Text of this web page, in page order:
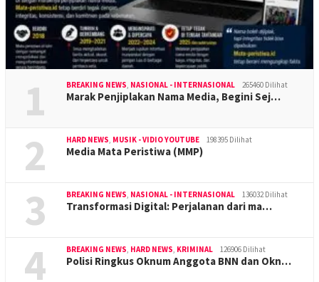
1 BREAKING NEWS, NASIONAL - INTERNASIONAL 265460 Dilihat
Marak Penjiplakan Nama Media, Begini Sej…
2 HARD NEWS, MUSIK - VIDIO YOUTUBE 198395 Dilihat
Media Mata Peristiwa (MMP)
3 BREAKING NEWS, NASIONAL - INTERNASIONAL 136032 Dilihat
Transformasi Digital: Perjalanan dari ma…
4 BREAKING NEWS, HARD NEWS, KRIMINAL 126906 Dilihat
Polisi Ringkus Oknum Anggota BNN dan Okn…